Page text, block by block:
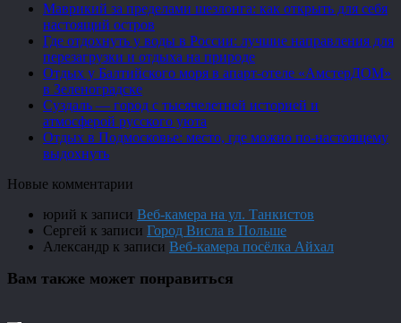
Маврикий за пределами шезлонга: как открыть для себя
настоящий остров
Где отдохнуть у воды в России: лучшие направления для
перезагрузки и отдыха на природе
Отдых у Балтийского моря в апарт-отеле «АмстерДОМ»
в Зеленоградске
Суздаль — город с тысячелетней историей и
атмосферой русского уюта
Отдых в Подмосковье: место, где можно по-настоящему
выдохнуть
Новые комментарии
юрий к записи Веб-камера на ул. Танкистов
Сергей к записи Город Висла в Польше
Александр к записи Веб-камера посёлка Айхал
Вам также может понравиться